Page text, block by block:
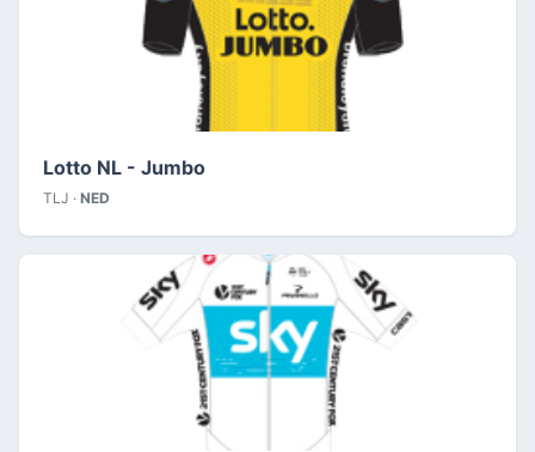
Lotto NL - Jumbo
TLJ · NED